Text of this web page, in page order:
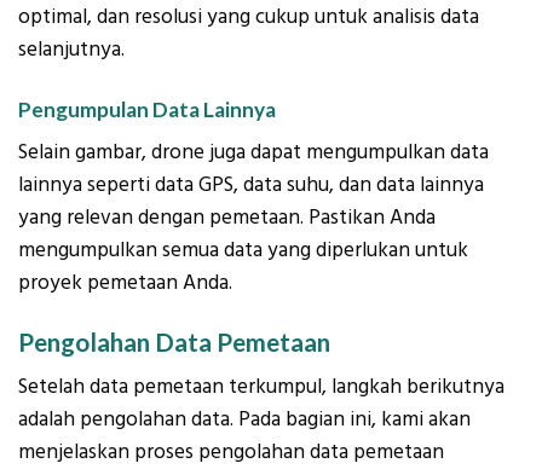
optimal, dan resolusi yang cukup untuk analisis data
selanjutnya.
Pengumpulan Data Lainnya
Selain gambar, drone juga dapat mengumpulkan data
lainnya seperti data GPS, data suhu, dan data lainnya
yang relevan dengan pemetaan. Pastikan Anda
mengumpulkan semua data yang diperlukan untuk
proyek pemetaan Anda.
Pengolahan Data Pemetaan
Setelah data pemetaan terkumpul, langkah berikutnya
adalah pengolahan data. Pada bagian ini, kami akan
menjelaskan proses pengolahan data pemetaan